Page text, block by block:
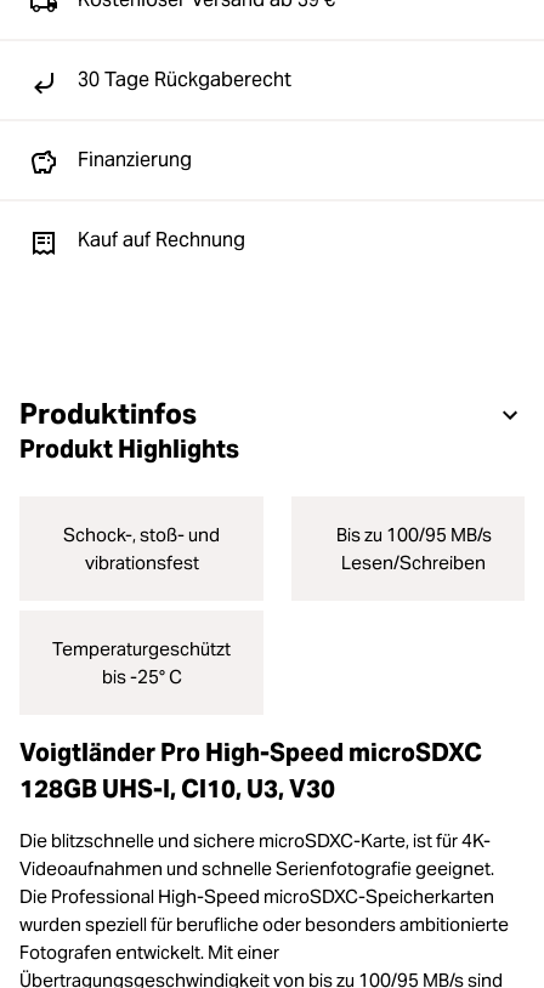
30 Tage Rückgaberecht
Finanzierung
Kauf auf Rechnung
Produktinfos
Produkt Highlights
Schock-, stoß- und
vibrationsfest
Bis zu 100/95 MB/s
Lesen/Schreiben
Temperaturgeschützt
bis -25° C
Voigtländer Pro High-Speed microSDXC
128GB UHS-I, Cl10, U3, V30
Die blitzschnelle und sichere microSDXC-Karte, ist für 4K-
Videoaufnahmen und schnelle Serienfotografie geeignet.
Die Professional High-Speed microSDXC-Speicherkarten
wurden speziell für berufliche oder besonders ambitionierte
Fotografen entwickelt. Mit einer
Übertragungsgeschwindigkeit von bis zu 100/95 MB/s sind